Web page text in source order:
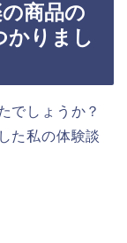
商品の
かりまし
でしょうか？
た私の体験談